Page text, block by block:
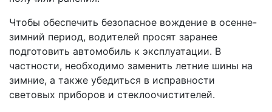
Чтобы обеспечить безопасное вождение в осенне-
зимний период, водителей просят заранее
подготовить автомобиль к эксплуатации. В
частности, необходимо заменить летние шины на
зимние, а также убедиться в исправности
световых приборов и стеклоочистителей.